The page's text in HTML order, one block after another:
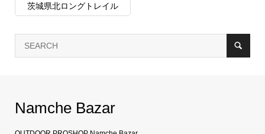
茨城県北ロングトレイル
Namche Bazar